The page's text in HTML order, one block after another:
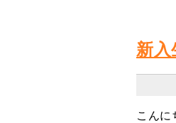
新入
こんに